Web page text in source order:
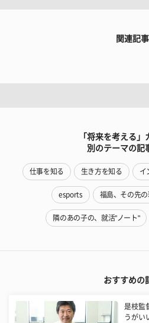
関連記事
「将来を考える」
別のテーマの記
仕事を知る 生き方を知る イ
esports 福島、その先の
隣のあの子の、就活"ノート"
おすすめの
是枝監
うがい